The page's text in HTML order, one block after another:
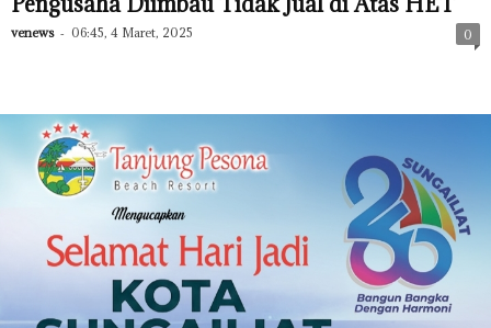
venews - 06:45, 4 Maret, 2025 0